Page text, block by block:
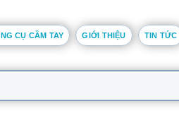
CỤ CẦM TAY GIỚI THIỆU TIN TỨC